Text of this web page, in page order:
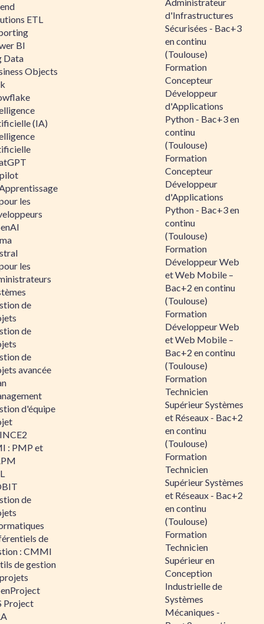
ETL
BI
Data
Objects
(IA)
les
les
de
de
de
avancée
d'équipe
: PMP et
de
de
: CMMI
de gestion
Project
d'Infrastructures
Sécurisées - Bac+3
en continu
(Toulouse)
Formation
Concepteur
Développeur
d'Applications
Python - Bac+3 en
continu
(Toulouse)
Formation
Concepteur
Développeur
d'Applications
Python - Bac+3 en
continu
(Toulouse)
Formation
Développeur Web
et Web Mobile –
Bac+2 en continu
(Toulouse)
Formation
Développeur Web
et Web Mobile –
Bac+2 en continu
(Toulouse)
Formation
Technicien
Supérieur Systèmes
et Réseaux - Bac+2
en continu
(Toulouse)
Formation
Technicien
Supérieur Systèmes
et Réseaux - Bac+2
en continu
(Toulouse)
Formation
Technicien
Supérieur en
Conception
Industrielle de
Systèmes
Mécaniques -